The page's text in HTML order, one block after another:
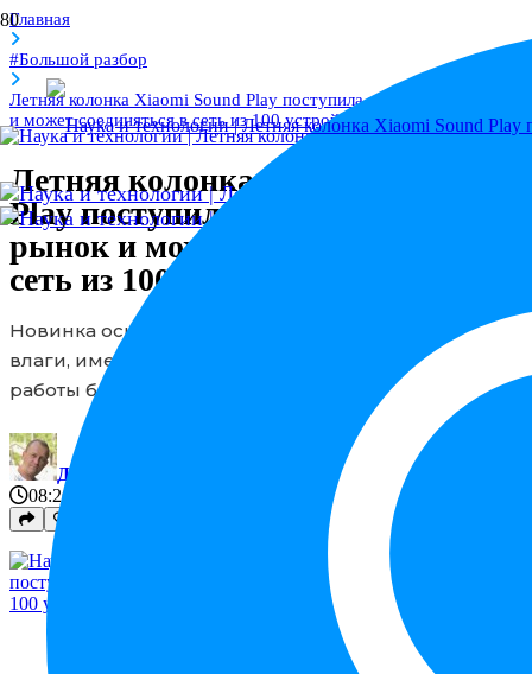
Главная
#Большой разбор
Летняя колонка Xiaomi Sound Play поступила на мировой рынок
и может соединяться в сеть из 100 устройств
Летняя колонка Xiaomi Sound
Play поступила на мировой
рынок и может соединяться в
сеть из 100 устройств
Новинка оснащена Bluetooth 6.0, защищена от
влаги, имеет подсветку и обеспечивает до 14 часов
работы без подзарядки.
Дмитрий
08:26